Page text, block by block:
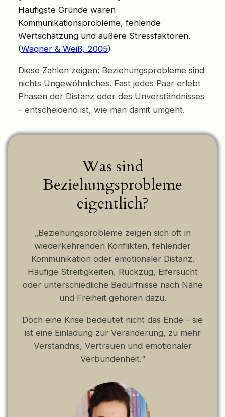
Häufigste Gründe waren
Kommunikationsprobleme, fehlende
Wertschätzung und äußere Stressfaktoren.
(Wagner & Weiß, 2005)
Diese Zahlen zeigen: Beziehungsprobleme sind
nichts Ungewöhnliches. Fast jedes Paar erlebt
Phasen der Distanz oder des Unverständnisses
– entscheidend ist, wie man damit umgeht.
Was sind
Beziehungsprobleme
eigentlich?
„Beziehungsprobleme zeigen sich oft in
wiederkehrenden Konflikten, fehlender
Kommunikation oder emotionaler Distanz.
Häufige Streitigkeiten, Rückzug, Eifersucht
oder unterschiedliche Bedürfnisse nach Nähe
und Freiheit gehören dazu.
Doch eine Krise bedeutet nicht das Ende – sie
ist eine Einladung zur Veränderung, zu mehr
Verständnis, Vertrauen und emotionaler
Verbundenheit.“